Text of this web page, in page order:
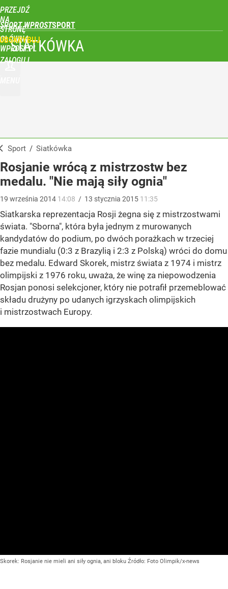
PRZEJDŹ
NA
STRONĘ
GŁÓWNĄ
WPROST.PL
SPORT WPROST
ZALOGUJ
SIATKÓWKA
Sport / Siatkówka
Rosjanie wrócą z mistrzostw bez
medalu. "Nie mają siły ognia"
19 września 2014 14:08 / 13 stycznia 2015 11:35
Siatkarska reprezentacja Rosji żegna się z mistrzostwami
świata. "Sborna", która była jednym z murowanych
kandydatów do podium, po dwóch porażkach w trzeciej
fazie mundialu (0:3 z Brazylią i 2:3 z Polską) wróci do domu
bez medalu. Edward Skorek, mistrz świata z 1974 i mistrz
olimpijski z 1976 roku, uważa, że winę za niepowodzenia
Rosjan ponosi selekcjoner, który nie potrafił przemeblować
składu drużyny po udanych igrzyskach olimpijskich
i mistrzostwach Europy.
Skorek: Rosjanie nie mieli ani siły ognia, ani bloku Źródło: Foto Olimpik/x-news